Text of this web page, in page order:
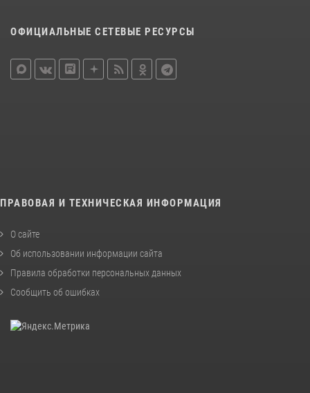
ОФИЦИАЛЬНЫЕ СЕТЕВЫЕ РЕСУРСЫ
ПРАВОВАЯ И ТЕХНИЧЕСКАЯ ИНФОРМАЦИЯ
О сайте
Об использовании информации сайта
Правила обработки персональных данных
Сообщить об ошибках